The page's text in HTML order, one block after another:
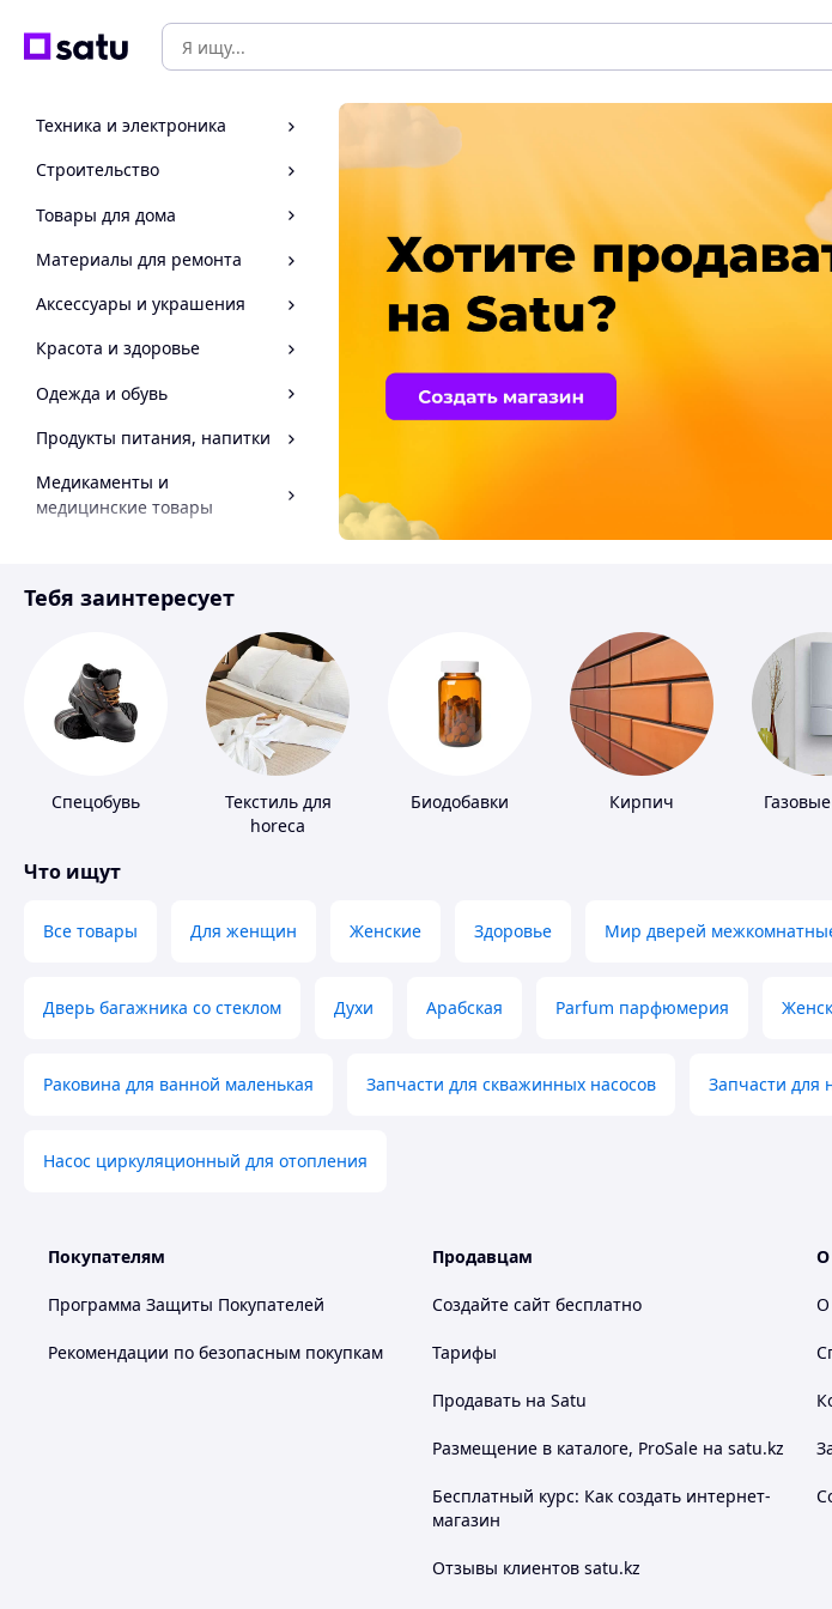
Техника и электроника
Строительство
Товары для дома
Материалы для ремонта
Аксессуары и украшения
Красота и здоровье
Одежда и обувь
Продукты питания, напитки
Медикаменты и
медицинские товары
Инструмент
Тебя заинтересует
Спецобувь
Текстиль для
horeca
Биодобавки Кирпич
Что ищут
Все товары Для женщин Женские Здоровье Мир дверей
Дверь багажника со стеклом Духи Арабская Parfum парфюмерия
Раковина для ванной маленькая Запчасти для скважинных насосов Запчасти для
Насос циркуляционный для отопления
Покупателям
Программа Защиты Покупателей
Рекомендации по безопасным покупкам
Продавцам
Создайте сайт бесплатно
Тарифы
Продавать на Satu
Размещение в каталоге, ProSale на satu.kz
Бесплатный курс: Как создать интернет-
магазин
Отзывы клиентов satu.kz
О
О